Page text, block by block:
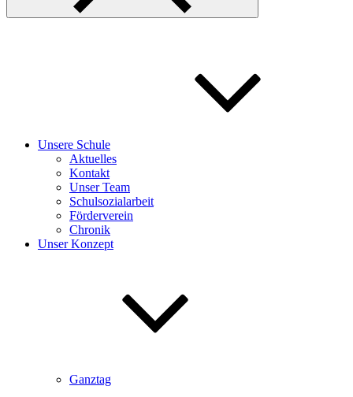
Unsere Schule
Aktuelles
Kontakt
Unser Team
Schulsozialarbeit
Förderverein
Chronik
Unser Konzept
Ganztag